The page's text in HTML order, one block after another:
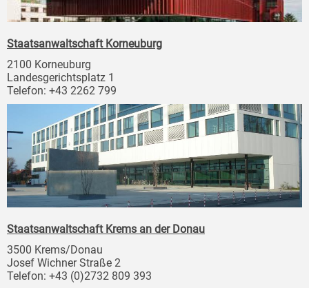
Staatsanwaltschaft Korneuburg
2100 Korneuburg
Landesgerichtsplatz 1
Telefon: +43 2262 799
Staatsanwaltschaft Krems an der Donau
3500 Krems/Donau
Josef Wichner Straße 2
Telefon: +43 (0)2732 809 393